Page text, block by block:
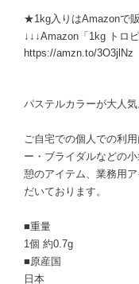
★1kg入りはAmazonで
↓↓↓Amazon「1kg トロ
https://amzn.to/3O3jlNz
パステルカラーが大人
ご自宅での個人での利
ー・ブライダルなどの
憩のアイテム、業務用
だいております。
■重量
1個 約0.7g
■原産国
日本